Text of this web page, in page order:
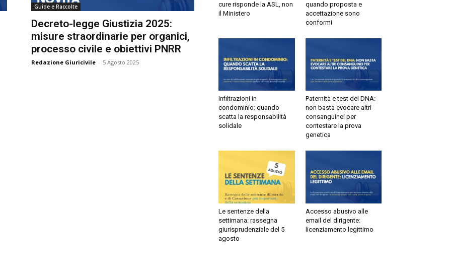
Guide e Raccolte
Decreto-legge Giustizia 2025:
misure straordinarie per organici,
processo civile e obiettivi PNRR
Redazione Giuricivile - 5 Agosto 2025
cure risponde la ASL, non
il Ministero
quando proposta e
accettazione sono
conformi
Infiltrazioni in
condominio: quando
scatta la responsabilità
solidale
Paternità e test del DNA:
non basta evocare altri
consanguinei per
contestare la prova
genetica
Le sentenze della
settimana: rassegna
giurisprudenziale del 5
agosto
Accesso abusivo alle
email del dirigente:
licenziamento legittimo
Autorizzo l’invio di comunicazioni a scopo commerciale e di
nei limiti indicati nell’ informativa.
Autorizzo Non autorizzo